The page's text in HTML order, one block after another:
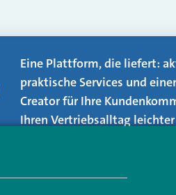
Eine Plattform, die liefert:
praktische Services und
Creator für Ihre
Ihren Vertriebsalltag